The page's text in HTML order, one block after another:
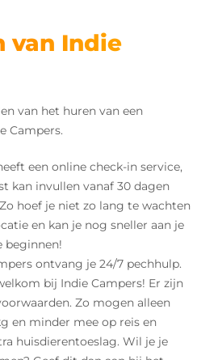
van Indie
van het huren van een
Campers.
een online check-in service,
kan invullen vanaf 30 dagen
hoef je niet zo lang te wachten
en kan je nog sneller aan je
beginnen!
ontvang je 24/7 pechhulp.
bij Indie Campers! Er zijn
Zo mogen alleen
en minder mee op reis en
huisdierentoeslag. Wil je je